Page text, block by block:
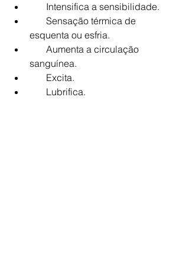
       Intensifica a sensibilidade.
esquenta ou esfria.
sanguínea.
       Excita.
       Lubrifica.